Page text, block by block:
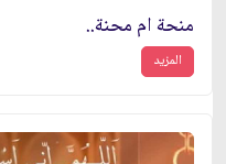
منحة ام محنة..
المزيد